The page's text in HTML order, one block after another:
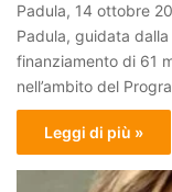
Padula, 14 ottobre
Padula, guidata
finanziamento di 61
nell’ambito del
Leggi di più »